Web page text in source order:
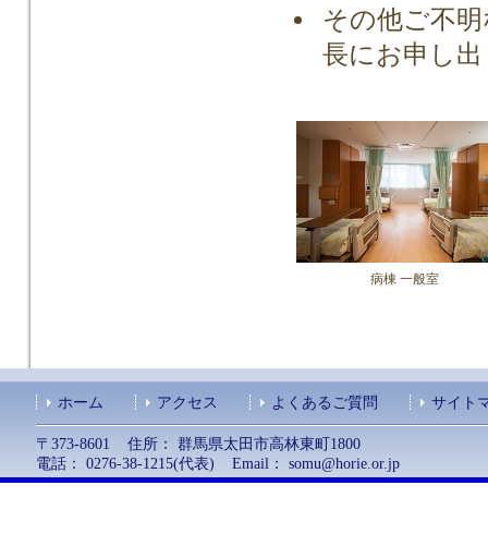
その他ご不
長にお申し
病棟 一般室
ホーム アクセス よくあるご質問 サイト
〒373-8601 住所： 群馬県太田市高林東町1800
電話： 0276-38-1215(代表) Email： somu@horie.or.jp